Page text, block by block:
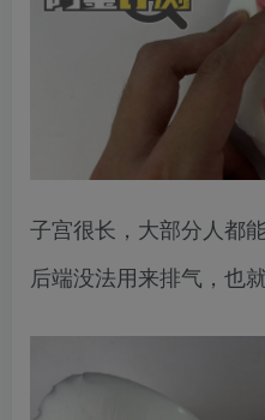
子宫很长，大部分人都
后端没法用来排气，也